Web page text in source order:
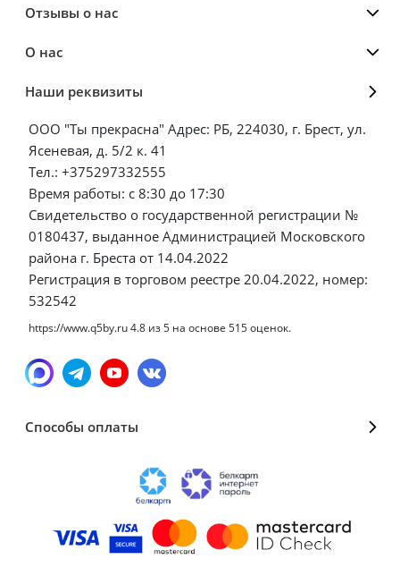
Отзывы о нас
О нас
Наши реквизиты
ООО "Ты прекрасна" Адрес: РБ, 224030, г. Брест, ул.
Ясеневая, д. 5/2 к. 41
Тел.: +375297332555
Время работы: с 8:30 до 17:30
Свидетельство о государственной регистрации №
0180437, выданное Администрацией Московского
района г. Бреста от 14.04.2022
Регистрация в торговом реестре 20.04.2022, номер:
532542
https://www.q5by.ru4.8 из5 на основе 515оценок.
Способы оплаты